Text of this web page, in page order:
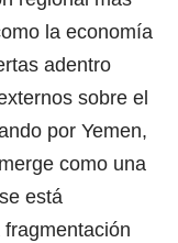
la economía
adentro
sobre el
por Yemen,
como una
está